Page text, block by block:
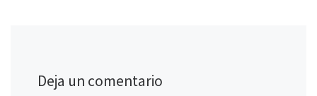
Deja un comentario